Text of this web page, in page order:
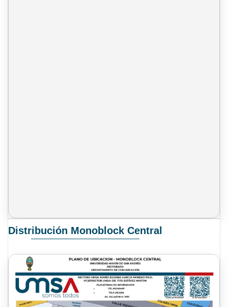
Distribución Monoblock Central